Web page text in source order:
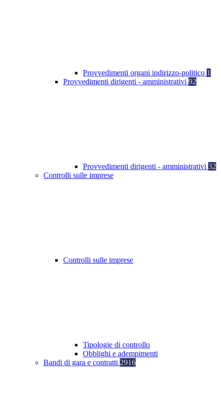
Provvedimenti organi indirizzo-politico 1
Provvedimenti dirigenti - amministrativi 92
Provvedimenti dirigenti - amministrativi 32
Controlli sulle imprese
Controlli sulle imprese
Tipologie di controllo
Obblighi e adempimenti
Bandi di gara e contratti 2916